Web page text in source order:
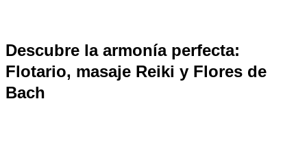
Descubre la armonía perfecta:
Flotario, masaje Reiki y Flores de
Bach